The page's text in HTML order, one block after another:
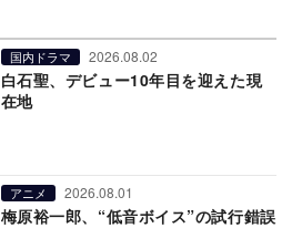
国内ドラマ 2026.08.02
白石聖、デビュー10年目を迎えた現
在地
アニメ 2026.08.01
梅原裕一郎、“低音ボイス”の試行錯誤